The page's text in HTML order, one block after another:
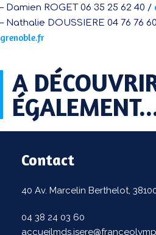
– Damien ROGET 06 35 25 62 40 /
– Nathalie DOUSSIERE 04 76 76
grenoble.fr
A
Contact
40 Av. Marcelin Berthelot,
04 38 24 03 60